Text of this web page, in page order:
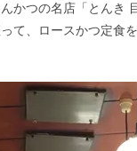
かつの名店「とんき
て、ロースかつ定食